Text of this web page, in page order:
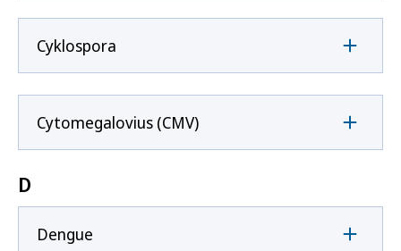
Cyklospora
Cytomegalovius (CMV)
D
Dengue